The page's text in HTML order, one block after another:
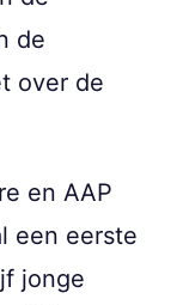
de
over de
en AAP
een eerste
jonge